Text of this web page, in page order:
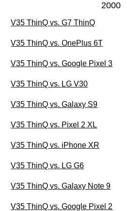
2000
V35 ThinQ vs. G7 ThinQ
V35 ThinQ vs. OnePlus 6T
V35 ThinQ vs. Google Pixel 3
V35 ThinQ vs. LG V30
V35 ThinQ vs. Galaxy S9
V35 ThinQ vs. Pixel 2 XL
V35 ThinQ vs. iPhone XR
V35 ThinQ vs. LG G6
V35 ThinQ vs. Galaxy Note 9
V35 ThinQ vs. Google Pixel 2